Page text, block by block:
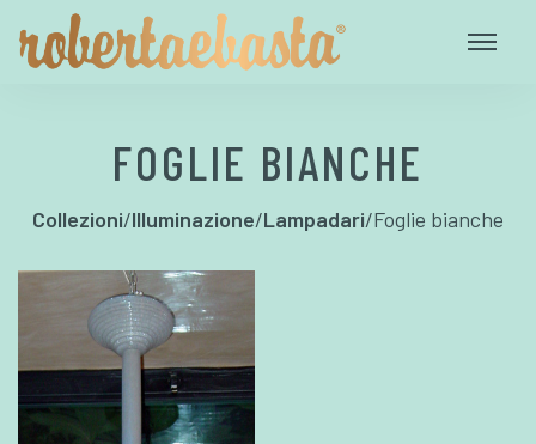
FOGLIE BIANCHE
Collezioni/Illuminazione/Lampadari/Foglie bianche